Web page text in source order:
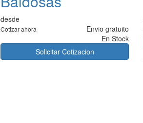
desde
Cotizar ahora
Envio gratuito
En Stock
Solicitar Cotizacion